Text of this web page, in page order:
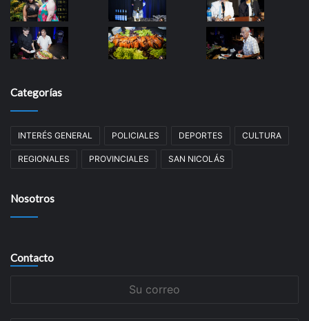
Categorías
INTERÉS GENERAL POLICIALES DEPORTES CULTURA
REGIONALES PROVINCIALES SAN NICOLÁS
Nosotros
Contacto